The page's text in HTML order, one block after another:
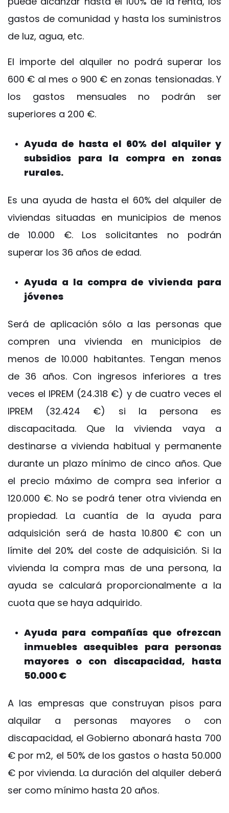
gastos de comunidad y hasta los suministros
de luz, agua, etc.
El importe del alquiler no podrá superar los
600 € al mes o 900 € en zonas tensionadas. Y
los gastos mensuales no podrán ser
superiores a 200 €.
Ayuda de hasta el 60% del alquiler y
subsidios para la compra en zonas
rurales.
Es una ayuda de hasta el 60% del alquiler de
viviendas situadas en municipios de menos
de 10.000 €. Los solicitantes no podrán
superar los 36 años de edad.
Ayuda a la compra de vivienda para
jóvenes
Será de aplicación sólo a las personas que
compren una vivienda en municipios de
menos de 10.000 habitantes. Tengan menos
de 36 años. Con ingresos inferiores a tres
veces el IPREM (24.318 €) y de cuatro veces el
IPREM (32.424 €) si la persona es
discapacitada. Que la vivienda vaya a
destinarse a vivienda habitual y permanente
durante un plazo mínimo de cinco años. Que
el precio máximo de compra sea inferior a
120.000 €. No se podrá tener otra vivienda en
propiedad. La cuantía de la ayuda para
adquisición será de hasta 10.800 € con un
límite del 20% del coste de adquisición. Si la
vivienda la compra mas de una persona, la
ayuda se calculará proporcionalmente a la
cuota que se haya adquirido.
Ayuda para compañías que ofrezcan
inmuebles asequibles para personas
mayores o con discapacidad, hasta
50.000 €
A las empresas que construyan pisos para
alquilar a personas mayores o con
discapacidad, el Gobierno abonará hasta 700
€ por m2, el 50% de los gastos o hasta 50.000
€ por vivienda. La duración del alquiler deberá
ser como mínimo hasta 20 años.